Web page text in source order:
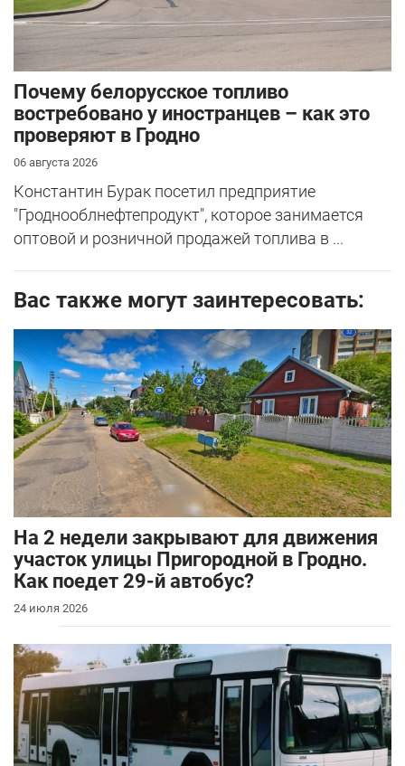
Почему белорусское топливо
востребовано у иностранцев – как это
проверяют в Гродно
06 августа 2026
Константин Бурак посетил предприятие
"Гроднооблнефтепродукт", которое занимается
оптовой и розничной продажей топлива в ...
Вас также могут заинтересовать:
На 2 недели закрывают для движения
участок улицы Пригородной в Гродно.
Как поедет 29-й автобус?
24 июля 2026